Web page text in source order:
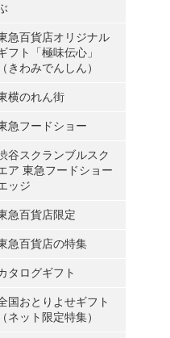
急百貨店オリジナル
フト「極味伝心」
（きわみでんしん）
横のれん街
急フードショー
谷スクランブルスク
ア 東急フードショー
ッジ
急百貨店限定
急百貨店の特集
タログギフト
国おとりよせギフト
（ネット限定特集）